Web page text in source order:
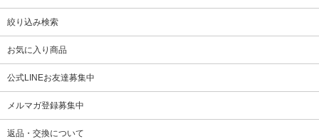
絞り込み検索
お気に入り商品
公式LINEお友達募集中
メルマガ登録募集中
返品・交換について